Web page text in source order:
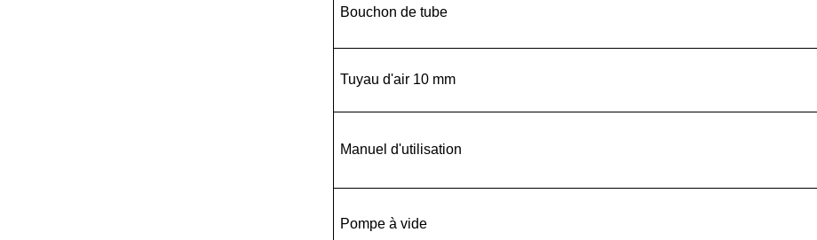
Bouchon de tube
Tuyau d'air 10 mm
Manuel d'utilisation
Pompe à vide